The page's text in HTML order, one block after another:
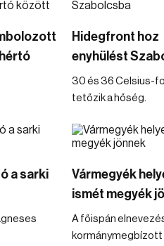
Hidegfront hoz
enyhülést
30 és 36 Celsius-
tetőzik a hőség.
a sarki
Vármegyék
ismét megyék
A főispán
kormánymegbízott